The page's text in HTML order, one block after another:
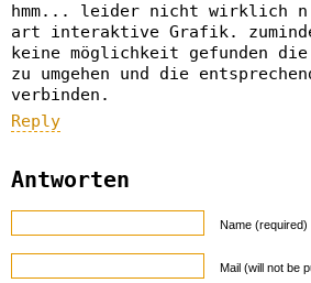
hmm... leider nicht wirklich
art interaktive Grafik.
keine möglichkeit gefunden
zu umgehen und die
verbinden.
Reply
Antworten
Name (required)
Mail (will not be